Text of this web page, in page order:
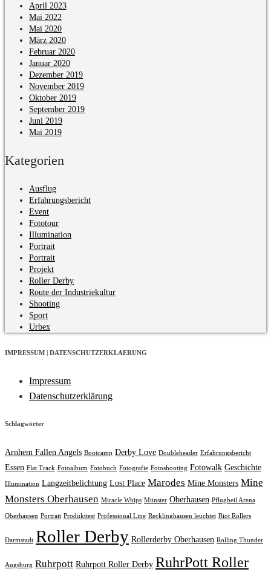
April 2023
Mai 2022
Mai 2020
März 2020
Februar 2020
Januar 2020
Dezember 2019
November 2019
Oktober 2019
September 2019
Juni 2019
Mai 2019
Kategorien
Ausflug
Erfahrungsbericht
Event
Fototour
Illumination
Portrait
Portrait
Projekt
Roller Derby
Route der Industriekultur
Shooting
Sport
Urbex
IMPRESSUM | DATENSCHUTZERKLAERUNG
Impressum
Datenschutzerklärung
Schlagwörter
Arnhem Fallen Angels Bootcamp Derby Love Doubleheader Erfahrungsbericht
Essen Flat Track Fotoalbum Fotobuch Fotografie Fotoshooting Fotowalk Geschichte
Illumination Langzeitbelichtung Lost Place Marodes Mine Monsters Mine
Monsters Oberhausen Miracle Whips Münster Oberhausen Pflugbeil Arena
Oberhausen Portrait Produkttest Professional Line Recklinghausen leuchtet Riot Rollers
Darmstadt Roller Derby Rollerderby Oberhausen Rolling Thunder
Augsburg Ruhrpott Ruhrpott Roller Derby RuhrPott Roller